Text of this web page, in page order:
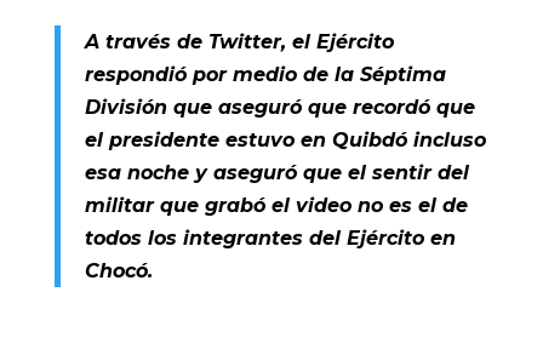
A través de Twitter, el Ejército
respondió por medio de la Séptima
División que aseguró que recordó que
el presidente estuvo en Quibdó incluso
esa noche y aseguró que el sentir del
militar que grabó el video no es el de
todos los integrantes del Ejército en
Chocó.